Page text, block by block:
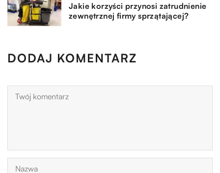
Jakie korzyści przynosi zatrudnienie
zewnętrznej firmy sprzątającej?
DODAJ KOMENTARZ